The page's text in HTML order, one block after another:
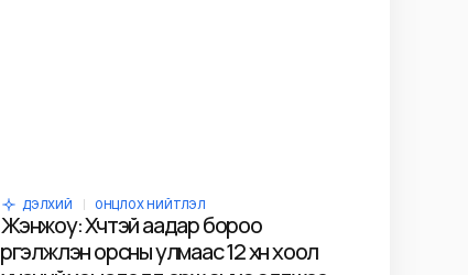
ДЭЛХИЙ ОНЦЛОХ НИЙТЛЭЛ
Жэнжоу: Хүчтэй аадар бороо
үргэлжлэн орсны улмаас 12 хүн хоол